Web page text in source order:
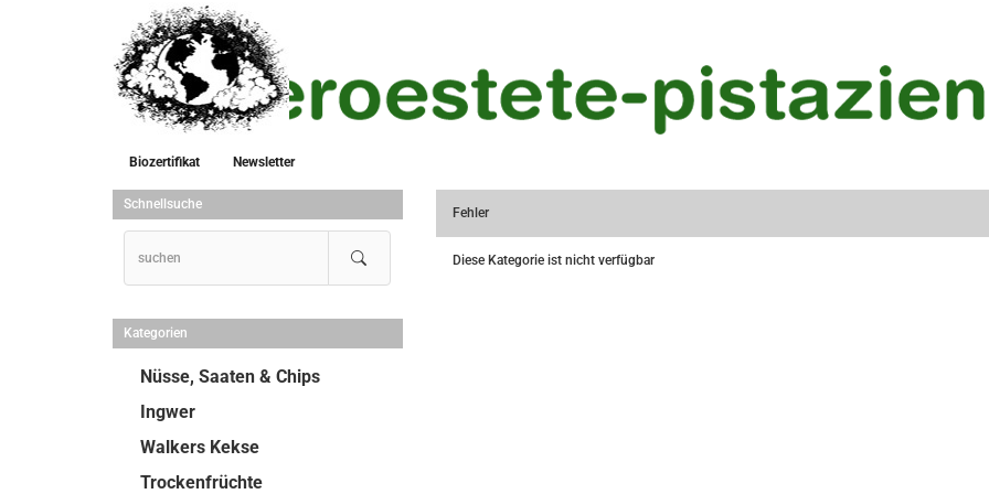
Biozertifikat Newsletter
Fehler
Diese Kategorie ist nicht verfügbar
Schnellsuche
Kategorien
Nüsse, Saaten & Chips
Ingwer
Walkers Kekse
Trockenfrüchte